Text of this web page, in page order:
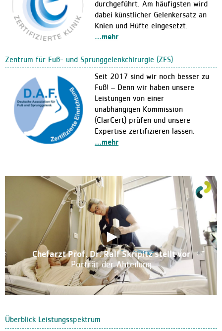
durchgeführt. Am häufigsten wird
dabei künstlicher Gelenkersatz an
Knien und Hüfte eingesetzt.
…mehr
Zentrum für Fuß- und Sprunggelenkchirurgie (ZFS)
Seit 2017 sind wir noch besser zu
Fuß! – Denn wir haben unsere
Leistungen von einer
unabhängigen Kommission
(ClarCert) prüfen und unsere
Expertise zertifizieren lassen.
…mehr
Chefarzt Prof. Dr. Ralf Skripitz stellt vor
Porträt der Abteilung
Überblick Leistungsspektrum